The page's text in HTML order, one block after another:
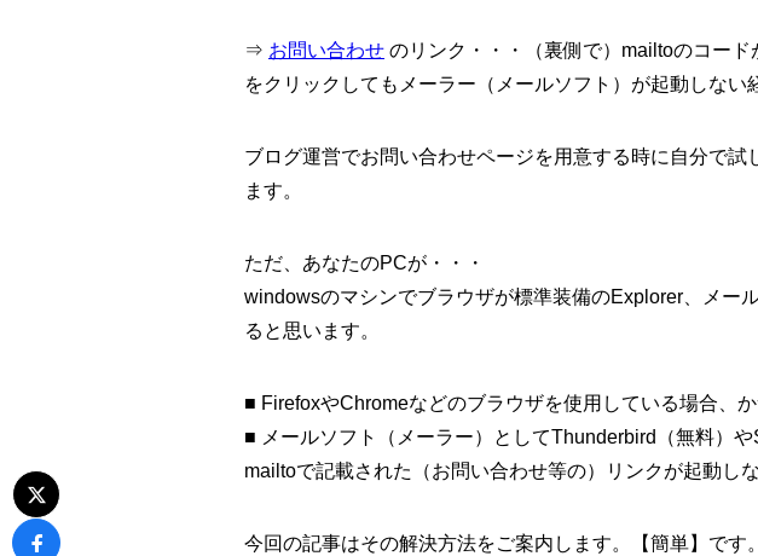
⇒ お問い合わせ のリンク・・・（裏側で）mailtoのコード
をクリックしてもメーラー（メールソフト）が起動しない
ブログ運営でお問い合わせページを用意する時に自分で
ます。
ただ、あなたのPCが・・・
windowsのマシンでブラウザが標準装備のExplorer、メー
ると思います。
■ FirefoxやChromeなどのブラウザを使用している場合、
■ メールソフト（メーラー）としてThunderbird（無料）
mailtoで記載された（お問い合わせ等の）リンクが起動し
今回の記事はその解決方法をご案内します。【簡単】です。